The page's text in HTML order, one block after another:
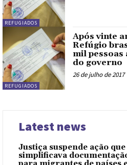
REFUGIADOS
REFUGIADOS
Após vinte
Refúgio
mil
do governo
26 de julho de 2017
Latest news
Justiça suspende ação que
simplificava